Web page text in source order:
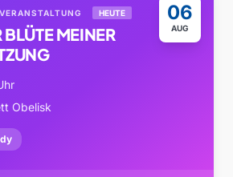
06
AUG
HEUTE
BLÜTE MEINER
Obelisk